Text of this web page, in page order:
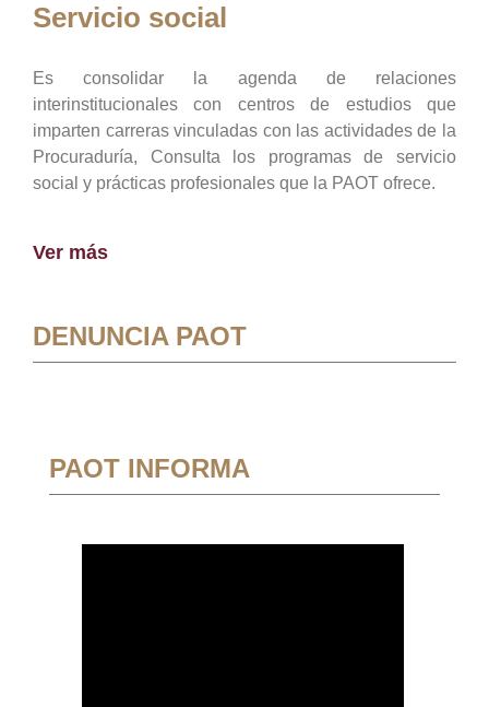
Servicio social
Es consolidar la agenda de relaciones
interinstitucionales con centros de estudios que
imparten carreras vinculadas con las actividades de la
Procuraduría, Consulta los programas de servicio
social y prácticas profesionales que la PAOT ofrece.
Ver más
DENUNCIA PAOT
PAOT INFORMA